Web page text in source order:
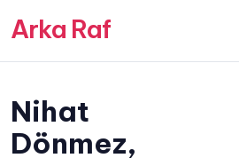
Arka Raf
ANA SAYFA
HAKKIMIZDA
KİTAP SATIŞ
Nihat
Dönmez,